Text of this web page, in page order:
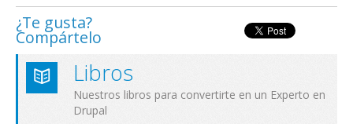
¿Te gusta?
Compártelo
Libros
Nuestros libros para convertirte en un Experto en
Drupal